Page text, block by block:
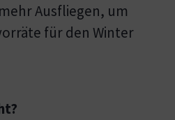
Ausfliegen, um
für den Winter